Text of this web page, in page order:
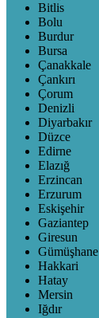
Bitlis
Bolu
Burdur
Bursa
Çanakkale
Çankırı
Çorum
Denizli
Diyarbakır
Düzce
Edirne
Elazığ
Erzincan
Erzurum
Eskişehir
Gaziantep
Giresun
Gümüşhane
Hakkari
Hatay
Mersin
Iğdır